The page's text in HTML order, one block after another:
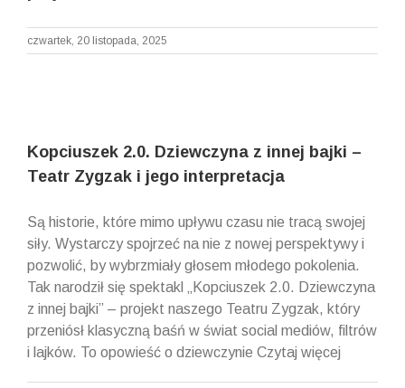
czwartek, 20 listopada, 2025
Kopciuszek 2.0. Dziewczyna z innej bajki –
Teatr Zygzak i jego interpretacja
Są historie, które mimo upływu czasu nie tracą swojej
siły. Wystarczy spojrzeć na nie z nowej perspektywy i
pozwolić, by wybrzmiały głosem młodego pokolenia.
Tak narodził się spektakl „Kopciuszek 2.0. Dziewczyna
z innej bajki” – projekt naszego Teatru Zygzak, który
przeniósł klasyczną baśń w świat social mediów, filtrów
i lajków. To opowieść o dziewczynie Czytaj więcej